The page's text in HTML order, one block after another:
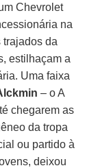
Chevrolet
na
da
estilhaçam a
Uma faixa
– o A
chegarem as
da tropa
ou partido à
deixou